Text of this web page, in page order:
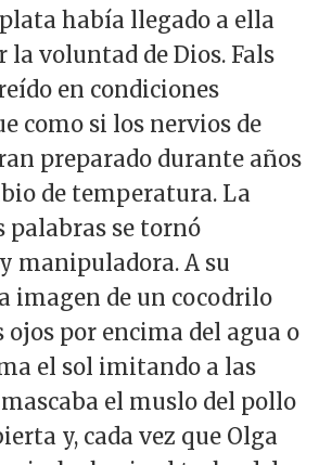
había llegado a ella
la voluntad de Dios. Fals
en condiciones
como si los nervios de
preparado durante años
de temperatura. La
palabras se tornó
manipuladora. A su
imagen de un cocodrilo
ojos por encima del agua o
el sol imitando a las
el muslo del pollo
y, cada vez que Olga